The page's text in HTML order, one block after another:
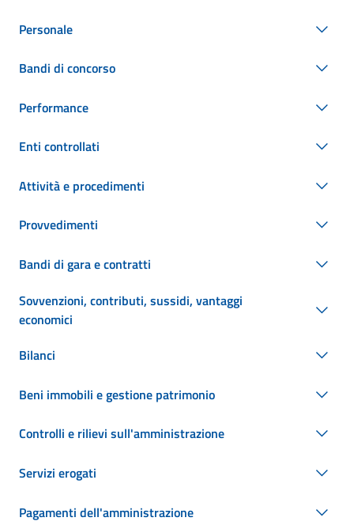
Personale
Bandi di concorso
Performance
Enti controllati
Attività e procedimenti
Provvedimenti
Bandi di gara e contratti
Sovvenzioni, contributi, sussidi, vantaggi
economici
Bilanci
Beni immobili e gestione patrimonio
Controlli e rilievi sull'amministrazione
Servizi erogati
Pagamenti dell'amministrazione